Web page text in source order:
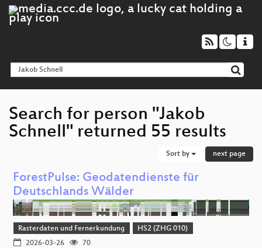
Search for person "Jakob
Schnell" returned 55 results
Sort by next page
ForestPulse: Geodatendienste für
Deutschlands Wälder
Rasterdaten und Fernerkundung
HS2 (ZHG 010)
2026-03-26
70